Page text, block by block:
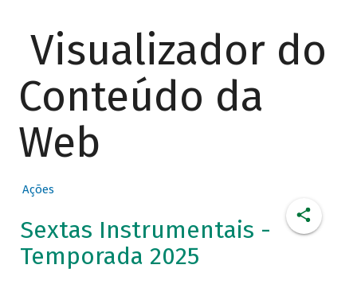
Visualizador do
Conteúdo da
Web
Ações
Sextas Instrumentais -
Temporada 2025